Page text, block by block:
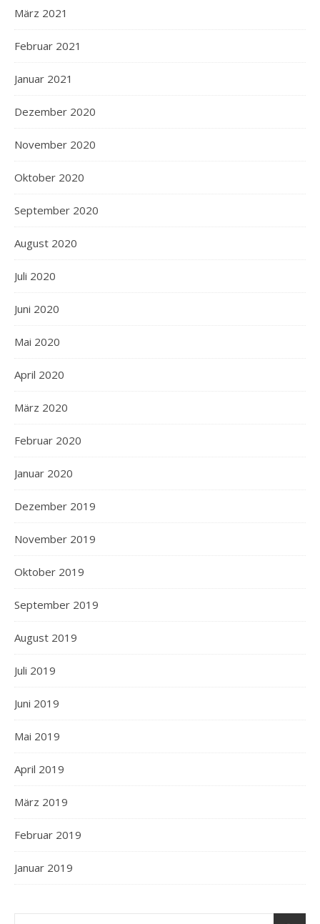
März 2021
Februar 2021
Januar 2021
Dezember 2020
November 2020
Oktober 2020
September 2020
August 2020
Juli 2020
Juni 2020
Mai 2020
April 2020
März 2020
Februar 2020
Januar 2020
Dezember 2019
November 2019
Oktober 2019
September 2019
August 2019
Juli 2019
Juni 2019
Mai 2019
April 2019
März 2019
Februar 2019
Januar 2019